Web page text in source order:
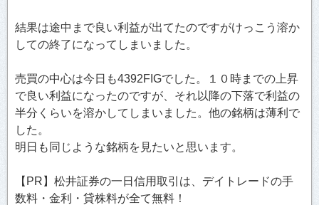
結果は途中まで良い利益が出てたのですがけっこう溶か
しての終了になってしまいました。
売買の中心は今日も4392FIGでした。１０時までの上昇
で良い利益になったのですが、それ以降の下落で利益の
半分くらいを溶かしてしまいました。他の銘柄は薄利で
した。
明日も同じような銘柄を見たいと思います。
【PR】松井証券の一日信用取引は、デイトレードの手
数料・金利・貸株料が全て無料！